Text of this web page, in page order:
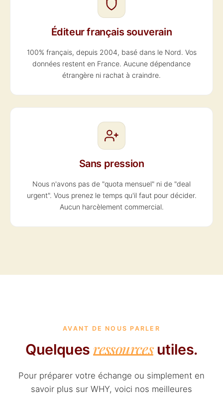
Éditeur français souverain
100% français, depuis 2004, basé dans le Nord. Vos
données restent en France. Aucune dépendance
étrangère ni rachat à craindre.
Sans pression
Nous n'avons pas de "quota mensuel" ni de "deal
urgent". Vous prenez le temps qu'il faut pour décider.
Aucun harcèlement commercial.
AVANT DE NOUS PARLER
Quelquesressourcesutiles.
Pour préparer votre échange ou simplement en
savoir plus sur WHY, voici nos meilleures